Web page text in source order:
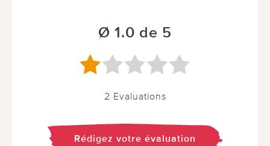
Ø 1.0 de 5
2 Evaluations
Rédigez votre évaluation